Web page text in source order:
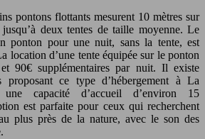
pontons flottants mesurent 10 mètres sur
deux tentes de taille moyenne. Le
ponton pour une nuit, sans la tente, est
location d’une tente équipée sur le ponton
90€ supplémentaires par nuit. Il existe
proposant ce type d’hébergement à La
une capacité d’accueil d’environ 15
est parfaite pour ceux qui recherchent
plus près de la nature, avec le son des